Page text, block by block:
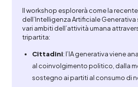
Il workshop esplorerà come la
dell’Intelligenza Artificiale
vari ambiti dell’attività umana
tripartita:
Cittadini: l’IA generativa viene
al coinvolgimento politico, dalla
sostegno ai partiti al consumo di